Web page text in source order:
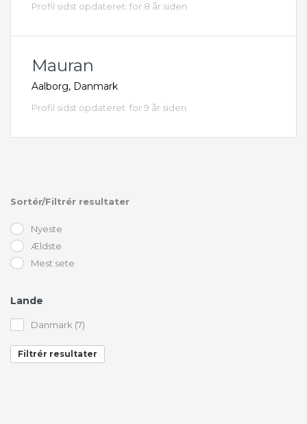
Profil sidst opdateret: for 8 år siden
Mauran
Aalborg, Danmark
Profil sidst opdateret: for 9 år siden
Sortér/Filtrér resultater
Nyeste
Ældste
Mest sete
Lande
Danmark (7)
Filtrér resultater